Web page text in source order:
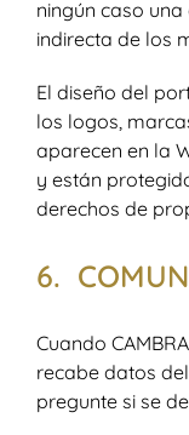
ningún caso
indirecta de los
El diseño del
los logos,
aparecen en la
y están
derechos de
6.
Cuando
recabe datos
pregunte si se